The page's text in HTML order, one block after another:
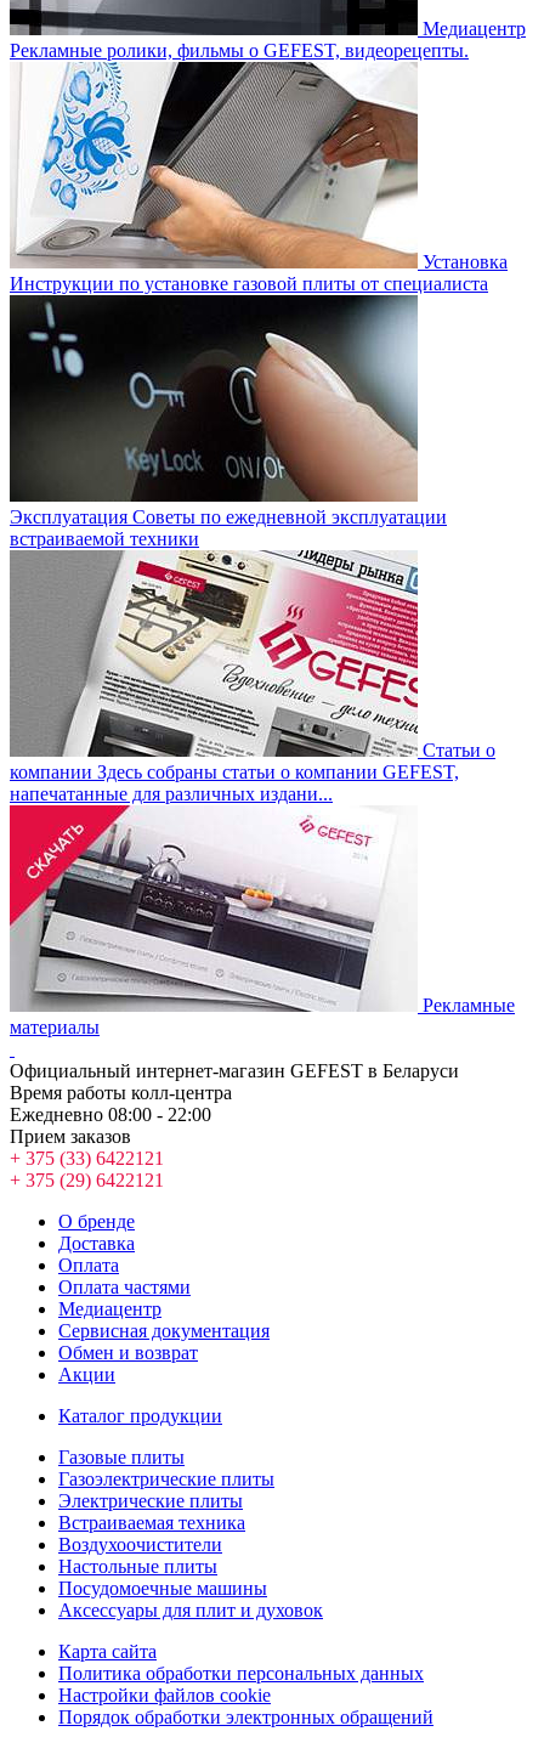
Медиацентр
Рекламные ролики, фильмы о GEFEST, видеорецепты.
Установка
Инструкции по установке газовой плиты от специалиста
Эксплуатация Советы по ежедневной эксплуатации
встраиваемой техники
Статьи о
компании Здесь собраны статьи о компании GEFEST,
напечатанные для различных издани...
Рекламные
материалы
Официальный интернет-магазин GEFEST в Беларуси
Время работы колл-центра
Ежедневно 08:00 - 22:00
Прием заказов
+ 375 (33) 6422121
+ 375 (29) 6422121
О бренде
Доставка
Оплата
Оплата частями
Медиацентр
Сервисная документация
Обмен и возврат
Акции
Каталог продукции
Газовые плиты
Газоэлектрические плиты
Электрические плиты
Встраиваемая техника
Воздухоочистители
Настольные плиты
Посудомоечные машины
Аксессуары для плит и духовок
Карта сайта
Политика обработки персональных данных
Настройки файлов cookie
Порядок обработки электронных обращений